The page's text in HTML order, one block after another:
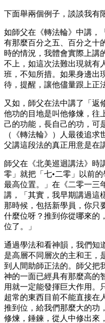
下面舉兩個例子，談談我有
如師父在《轉法輪》中講，
有那麼百分之五、百分之十
時的情況，我體會實際上講
不上，如這次法難出現就有
班，不知所措。如果身邊出
待，提醒，讓他儘量跟上正
又如，師父在法中講了「返
他功的目地是叫他修煉，往
己的功能，長自己的功，可
（《轉法輪》）人最後追
父講這段法的真正用意是在
師父在《北美巡迴講法》時
零」就把「七•二零」以前
最高位置。」在《二零一三
講，「其實，我早期講過這
那時候，包括新學員，你只
什麼位呀？推到你從哪來的
位了。」
通過學法和看神韻，我們知
是高層不同層次的主和王，
到人間助師正法的。師父把
神的一面已經具有那麼高的
用就一定能發揮巨大作用。
超常的東西目前不能直接在
推到位，給我們那麼大的功
修煉，錘鍊，從人中修出來